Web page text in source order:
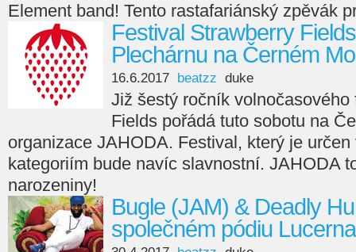
Element band! Tento rastafariánský zpěvák
Festival Strawberry
Plechárnu na Černém
16.6.2017 beatzz duke
Již šestý ročník
Fields pořádá tuto sobotu na
organizace JAHODA. Festival, který je
kategoriím bude navíc slavnostní. JAHODA
narozeniny!
Bugle (JAM) & Deadly
společném pódiu